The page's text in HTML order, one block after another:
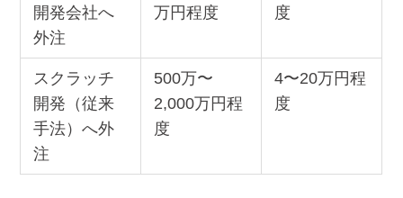
開発会社へ
外注
万円程度
度
スクラッチ
開発（従来
手法）へ外
注
500万〜
2,000万円程
度
4〜20万円程
度